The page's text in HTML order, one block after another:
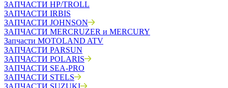
ЗАПЧАСТИ HP/TROLL
ЗАПЧАСТИ IRBIS
ЗАПЧАСТИ JOHNSON
ЗАПЧАСТИ MERCRUZER и MERCURY
Запчасти MOTOLAND ATV
ЗАПЧАСТИ PARSUN
ЗАПЧАСТИ POLARIS
ЗАПЧАСТИ SEA-PRO
ЗАПЧАСТИ STELS
ЗАПЧАСТИ SUZUKI